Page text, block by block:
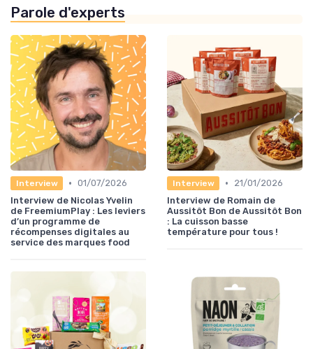
Parole d'experts
Interview • 01/07/2026
Interview de Nicolas Yvelin
de FreemiumPlay : Les leviers
d’un programme de
récompenses digitales au
service des marques food
Interview •
21/01/2026
Interview de Romain de
Aussitôt Bon de Aussitôt Bon
: La cuisson basse
température pour tous !